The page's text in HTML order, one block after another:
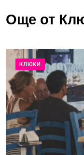
Още от
КЛЮКИ